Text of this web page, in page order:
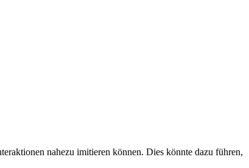
nahezu imitieren können. Dies könnte dazu führen,